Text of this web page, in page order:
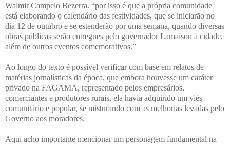
Walmir Campelo Bezerra. “por isso é que a própria comunidade
está elaborando o calendário das festividades, que se iniciarão no
dia 12 de outubro e se estenderão por uma semana, quando diversas
obras públicas serão entregues pelo governador Lamaison à cidade,
além de outros eventos comemorativos.”
Ao longo do texto é possível verificar com base em relatos de
matérias jornalísticas da época, que embora houvesse um caráter
privado na FAGAMA, representado pelos empresários,
comerciantes e produtores rurais, ela havia adquirido um viés
comunitário e popular, se misturando com as melhorias levadas pelo
Governo aos moradores.
Aqui acho importante mencionar um personagem fundamental na